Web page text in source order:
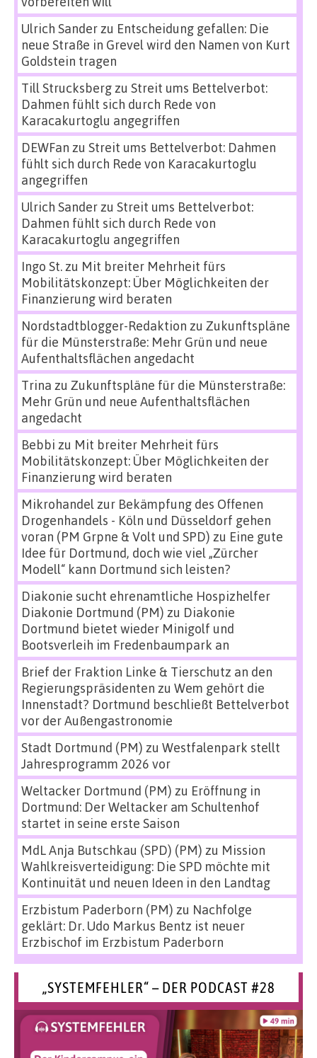
Ulrich Sanderzu Entscheidung gefallen: Die
neue Straße in Grevel wird den Namen von Kurt
Goldstein tragen
Till Strucksbergzu Streit ums Bettelverbot:
Dahmen fühlt sich durch Rede von
Karacakurtoglu angegriffen
DEWFan zu Streit ums Bettelverbot: Dahmen
fühlt sich durch Rede von Karacakurtoglu
angegriffen
Ulrich Sanderzu Streit ums Bettelverbot:
Dahmen fühlt sich durch Rede von
Karacakurtoglu angegriffen
Ingo St.zu Mit breiter Mehrheit fürs
Mobilitätskonzept: Über Möglichkeiten der
Finanzierung wird beraten
Nordstadtblogger-Redaktion zu Zukunftspläne
für die Münsterstraße: Mehr Grün und neue
Aufenthaltsflächen angedacht
Trina zu Zukunftspläne für die Münsterstraße:
Mehr Grün und neue Aufenthaltsflächen
angedacht
Bebbi zu Mit breiter Mehrheit fürs
Mobilitätskonzept: Über Möglichkeiten der
Finanzierung wird beraten
Mikrohandel zur Bekämpfung des Offenen
Drogenhandels - Köln und Düsseldorf gehen
voran (PM Grpne & Volt und SPD) zu Eine gute
Idee für Dortmund, doch wie viel „Zürcher
Modell“ kann Dortmund sich leisten?
Diakonie sucht ehrenamtliche Hospizhelfer
Diakonie Dortmund (PM) zu Diakonie
Dortmund bietet wieder Minigolf und
Bootsverleih im Fredenbaumpark an
Brief der Fraktion Linke & Tierschutz an den
Regierungspräsidenten zu Wem gehört die
Innenstadt? Dortmund beschließt Bettelverbot
vor der Außengastronomie
Stadt Dortmund (PM) zu Westfalenpark stellt
Jahresprogramm 2026 vor
Weltacker Dortmund (PM) zu Eröffnung in
Dortmund: Der Weltacker am Schultenhof
startet in seine erste Saison
MdL Anja Butschkau (SPD) (PM) zu Mission
Wahlkreisverteidigung: Die SPD möchte mit
Kontinuität und neuen Ideen in den Landtag
Erzbistum Paderborn (PM) zu Nachfolge
geklärt: Dr. Udo Markus Bentz ist neuer
Erzbischof im Erzbistum Paderborn
„SYSTEMFEHLER“ – DER PODCAST #28